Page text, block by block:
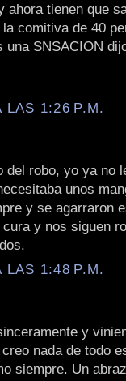
ahora tienen que
comitiva de 40
SNSACION
LAS 1:26 P.M.
del robo, yo ya no
unos
y se agarraron
y nos siguen
LAS 1:48 P.M.
y
nada de todo
siempre. Un